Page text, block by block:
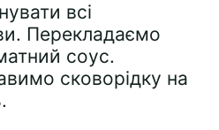
всі
Перекладаємо
соус.
сковорідку на